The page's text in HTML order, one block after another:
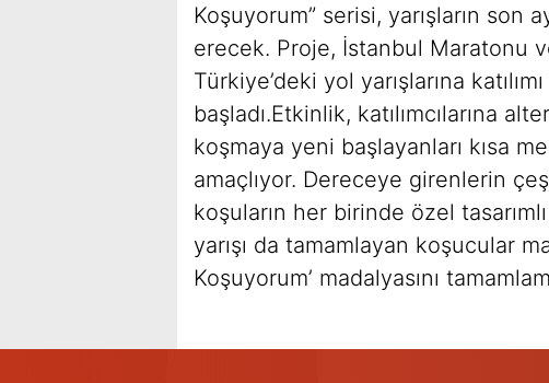
Koşuyorum” serisi, yarışların son
erecek. Proje, İstanbul Maratonu
Türkiye’deki yol yarışlarına
başladı.Etkinlik, katılımcılarına
koşmaya yeni başlayanları kısa
amaçlıyor. Dereceye girenlerin
koşuların her birinde özel
yarışı da tamamlayan koşucular
Koşuyorum’ madalyasını